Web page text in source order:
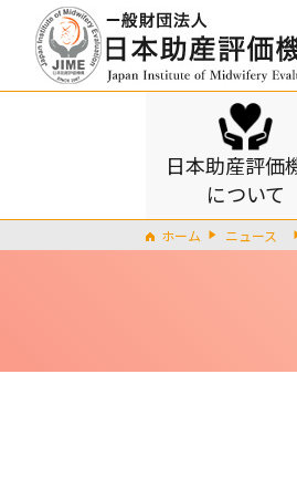
日本助産評価
について
ホーム ニュース